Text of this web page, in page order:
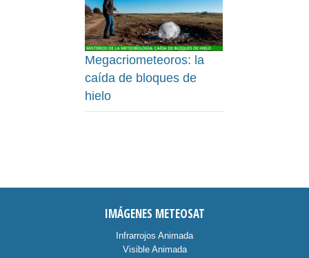
Megacriometeoros: la
caída de bloques de
hielo
IMÁGENES METEOSAT
Infrarrojos Animada
Visible Animada